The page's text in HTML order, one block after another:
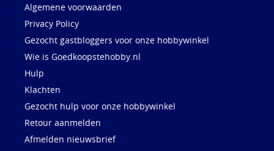
Algemene voorwaarden
Privacy Policy
Gezocht gastbloggers voor onze hobbywinkel
Wie is Goedkoopstehobby.nl
Hulp
Klachten
Gezocht hulp voor onze hobbywinkel
Retour aanmelden
Afmelden nieuwsbrief